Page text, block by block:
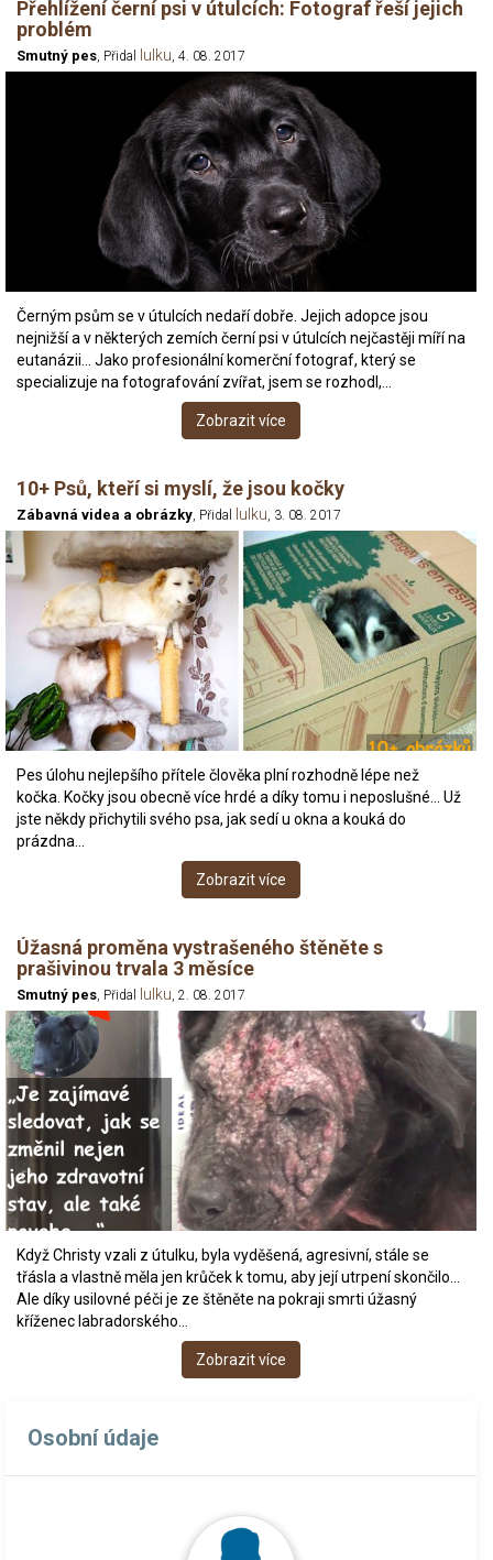
Přehlížení černí psi v útulcích: Fotograf řeší jejich
problém
Smutný pes, Přidal lulku, 4. 08. 2017
Černým psům se v útulcích nedaří dobře. Jejich adopce jsou
nejnižší a v některých zemích černí psi v útulcích nejčastěji míří na
eutanázii… Jako profesionální komerční fotograf, který se
specializuje na fotografování zvířat, jsem se rozhodl,…
Zobrazit více
10+ Psů, kteří si myslí, že jsou kočky
Zábavná videa a obrázky, Přidal lulku, 3. 08. 2017
Pes úlohu nejlepšího přítele člověka plní rozhodně lépe než
kočka. Kočky jsou obecně více hrdé a díky tomu i neposlušné… Už
jste někdy přichytili svého psa, jak sedí u okna a kouká do
prázdna…
Zobrazit více
Úžasná proměna vystrašeného štěněte s
prašivinou trvala 3 měsíce
Smutný pes, Přidal lulku, 2. 08. 2017
Když Christy vzali z útulku, byla vyděšená, agresivní, stále se
třásla a vlastně měla jen krůček k tomu, aby její utrpení skončilo…
Ale díky usilovné péči je ze štěněte na pokraji smrti úžasný
kříženec labradorského…
Zobrazit více
Osobní údaje